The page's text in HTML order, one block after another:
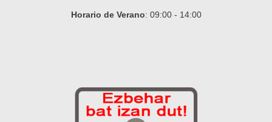
Horario de Verano: 09:00 - 14:00